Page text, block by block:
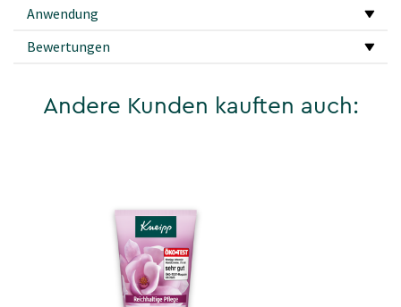
Anwendung
Bewertungen
Andere Kunden kauften auch: